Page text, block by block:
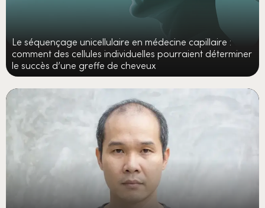
Le séquençage unicellulaire en médecine capillaire :
comment des cellules individuelles pourraient déterminer
le succès d’une greffe de cheveux